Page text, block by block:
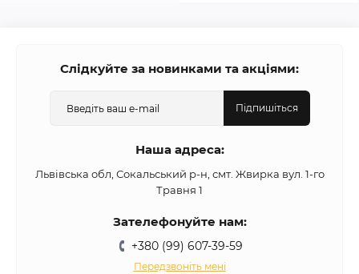
Слідкуйте за новинками та акціями:
Підпишіться
Наша адреса:
Львівська обл, Сокальський р-н, смт. Жвирка вул. 1-го
Травня 1
Зателефонуйте нам:
+380 (99) 607-39-59
Передзвоніть мені